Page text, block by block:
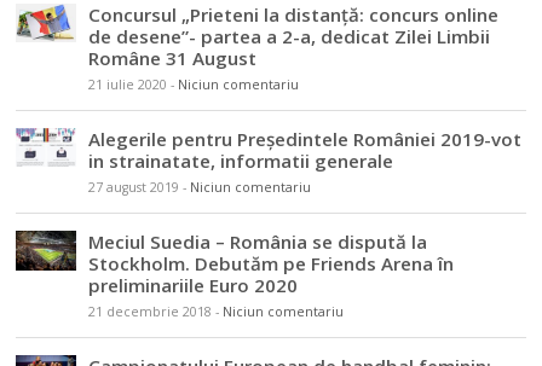
Concursul „Prieteni la distanță: concurs online
de desene”- partea a 2-a, dedicat Zilei Limbii
Române 31 August
21 iulie 2020 - Niciun comentariu
Alegerile pentru Președintele României 2019-vot
in strainatate, informatii generale
27 august 2019 - Niciun comentariu
Meciul Suedia – România se dispută la
Stockholm. Debutăm pe Friends Arena în
preliminariile Euro 2020
21 decembrie 2018 - Niciun comentariu